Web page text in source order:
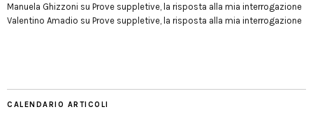
Manuela Ghizzoni su Prove suppletive, la risposta alla mia interrogazione
Valentino Amadio su Prove suppletive, la risposta alla mia interrogazione
CALENDARIO ARTICOLI